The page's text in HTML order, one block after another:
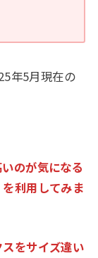
年5月現在の
のが気になる
利用してみま
スをサイズ違い